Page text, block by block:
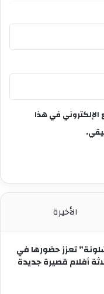
في هذا
الأخيرة
تعزز حضورها في
أفلام قصيرة جديدة